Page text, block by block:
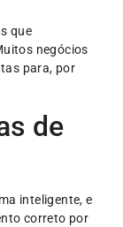
que
negócios
para, por
de
inteligente, e
correto por